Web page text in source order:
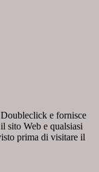
e fornisce
sito Web e qualsiasi
prima di visitare il